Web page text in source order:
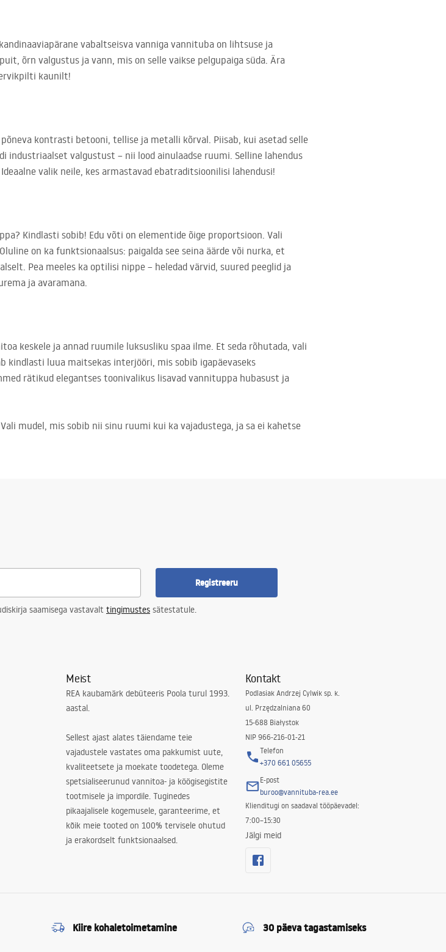
vabaltseisva vanniga vannituba on lihtsuse ja
õrn valgustus ja vann, mis on selle vaikse pelgupaiga süda. Ära
kaunilt!
kontrasti betooni, tellise ja metalli kõrval. Piisab, kui asetad selle
industriaalset valgustust – nii lood ainulaadse ruumi. Selline lahendus
valik neile, kes armastavad ebatraditsioonilisi lahendusi!
Kindlasti sobib! Edu võti on elementide õige proportsioon. Vali
on ka funktsionaalsus: paigalda see seina äärde või nurka, et
Pea meeles ka optilisi nippe – heledad värvid, suured peeglid ja
ja avaramana.
keskele ja annad ruumile luksusliku spaa ilme. Et seda rõhutada, vali
kindlasti luua maitsekas interjööri, mis sobib igapäevaseks
rätikud elegantses toonivalikus lisavad vannituppa hubasust ja
mudel, mis sobib nii sinu ruumi kui ka vajadustega, ja sa ei kahetse
Registreeru
saamisega vastavalt tingimustes sätestatule.
Meist
REA kaubamärk debüteeris Poola turul 1993.
aastal.
Sellest ajast alates täiendame teie
vajadustele vastates oma pakkumist uute,
kvaliteetsete ja moekate toodetega. Oleme
spetsialiseerunud vannitoa- ja köögisegistite
tootmisele ja impordile. Tuginedes
pikaajalisele kogemusele, garanteerime, et
kõik meie tooted on 100% tervisele ohutud
ja erakordselt funktsionaalsed.
Kontakt
Podlasiak Andrzej Cylwik sp. k.
ul. Przędzalniana 60
15-688 Białystok
NIP 966-216-01-21
Telefon
+370 661 05655
E-post
buroo@vannituba-rea.ee
Klienditugi on saadaval tööpäevadel:
7:00–15:30
Jälgi meid
Kiire kohaletoimetamine 30 päeva tagastamiseks